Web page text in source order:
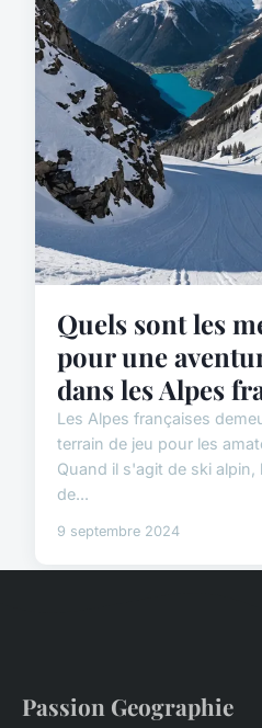
Quels sont les
pour une
dans les Alpes
Les Alpes françaises
terrain de jeu pour les
Quand il s'agit de ski alpin,
de...
9 septembre 2024
Passion Geographie